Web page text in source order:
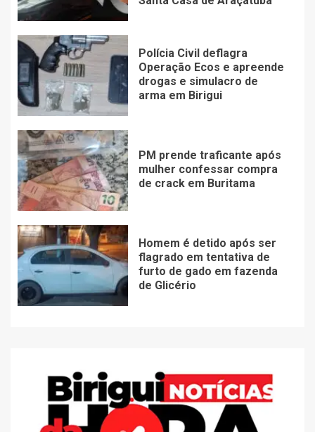
Polícia Civil deflagra
Operação Ecos e apreende
drogas e simulacro de
arma em Birigui
PM prende traficante após
mulher confessar compra
de crack em Buritama
Homem é detido após ser
flagrado em tentativa de
furto de gado em fazenda
de Glicério